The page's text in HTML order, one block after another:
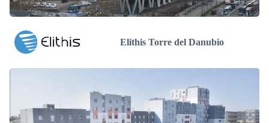
Elithis Torre del Danubio